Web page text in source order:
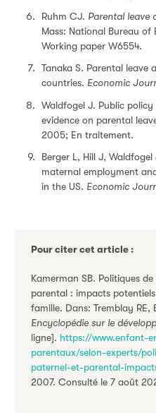
Ruhm CJ. Parental leave
Mass: National Bureau of
Working paper W6554.
Tanaka S. Parental leave
countries. Economic
Waldfogel J. Public
evidence on parental
2005; En traitement.
Berger L, Hill J,
maternal employment
in the US. Economic
Pour citer cet article :
Kamerman SB. Politiques
parental : impacts
famille. Dans: Tremblay RE,
Encyclopédie sur le
ligne]. https://www.enfant-
parentaux/selon-experts/
paternel-et-parental-
2007. Consulté le 7 août